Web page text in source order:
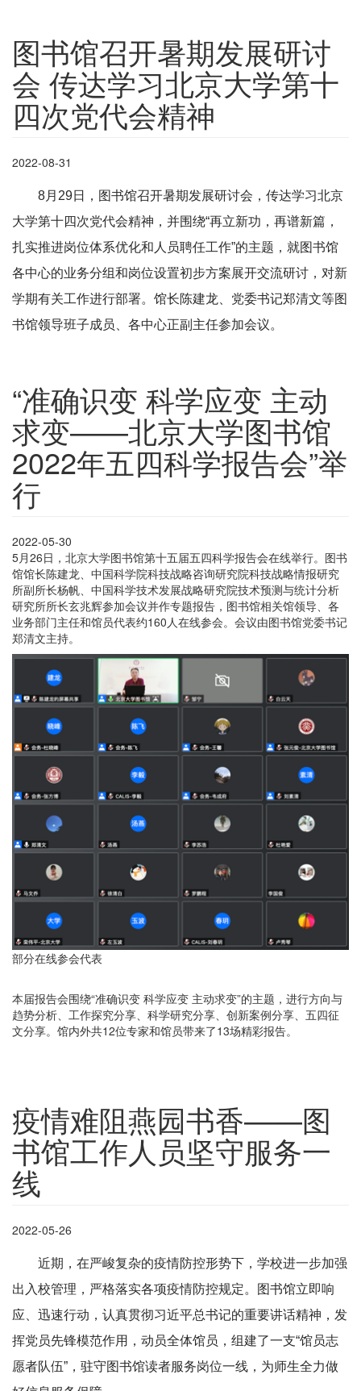
图书馆召开暑期发展研讨
会 传达学习北京大学第十
四次党代会精神
2022-08-31
8月29日，图书馆召开暑期发展研讨会，传达学习北京
大学第十四次党代会精神，并围绕“再立新功，再谱新篇，
扎实推进岗位体系优化和人员聘任工作”的主题，就图书馆
各中心的业务分组和岗位设置初步方案展开交流研讨，对新
学期有关工作进行部署。馆长陈建龙、党委书记郑清文等图
书馆领导班子成员、各中心正副主任参加会议。
“准确识变 科学应变 主动
求变——北京大学图书馆
2022年五四科学报告会”举
行
2022-05-30
5月26日，北京大学图书馆第十五届五四科学报告会在线举行。图书
馆馆长陈建龙、中国科学院科技战略咨询研究院科技战略情报研究
所副所长杨帆、中国科学技术发展战略研究院技术预测与统计分析
研究所所长玄兆辉参加会议并作专题报告，图书馆相关馆领导、各
业务部门主任和馆员代表约160人在线参会。会议由图书馆党委书记
郑清文主持。
部分在线参会代表
本届报告会围绕“准确识变 科学应变 主动求变”的主题，进行方向与
趋势分析、工作探究分享、科学研究分享、创新案例分享、五四征
文分享。馆内外共12位专家和馆员带来了13场精彩报告。
疫情难阻燕园书香——图
书馆工作人员坚守服务一
线
2022-05-26
近期，在严峻复杂的疫情防控形势下，学校进一步加强
出入校管理，严格落实各项疫情防控规定。图书馆立即响
应、迅速行动，认真贯彻习近平总书记的重要讲话精神，发
挥党员先锋模范作用，动员全体馆员，组建了一支“馆员志
愿者队伍”，驻守图书馆读者服务岗位一线，为师生全力做